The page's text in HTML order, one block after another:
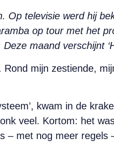
televisie werd hij
op tour met het
maand verschijnt
mijn zestiende,
kwam in de
veel. Kortom: het
– met nog meer